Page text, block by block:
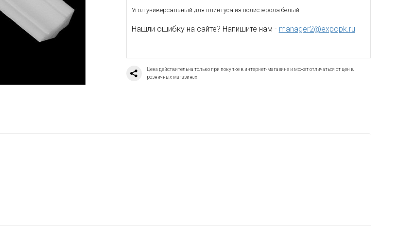
Угол универсальный для плинтуса из полистерола белый
Нашли ошибку на сайте? Напишите нам - manager2@expopk.ru
Цена действительна только при покупке в интернет-магазине и может отличаться от цен в
розничных магазинах